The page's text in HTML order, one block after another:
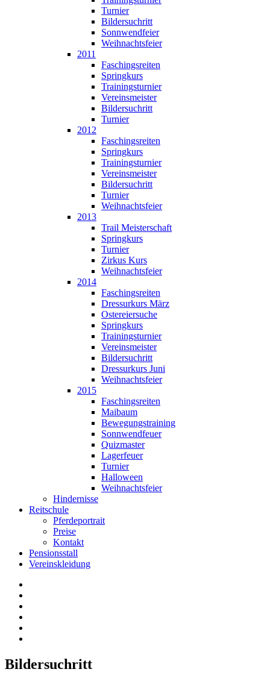
Turnier
Bildersuchritt
Sonnwendfeier
Weihnachtsfeier
2011
Faschingsreiten
Springkurs
Trainingsturnier
Vereinsmeister
Bildersuchritt
Turnier
2012
Faschingsreiten
Springkurs
Trainingsturnier
Vereinsmeister
Bildersuchritt
Turnier
Weihnachtsfeier
2013
Trail Meisterschaft
Springkurs
Turnier
Zirkus Kurs
Weihnachtsfeier
2014
Faschingsreiten
Dressurkurs März
Ostereiersuche
Springkurs
Trainingsturnier
Vereinsmeister
Bildersuchritt
Dressurkurs Juni
Weihnachtsfeier
2015
Faschingsreiten
Maibaum
Bewegungstraining
Sonnwendfeuer
Quizmaster
Lagerfeuer
Turnier
Halloween
Weihnachtsfeier
Hindernisse
Reitschule
Pferdeportrait
Preise
Kontakt
Pensionsstall
Vereinskleidung
Bildersuchritt